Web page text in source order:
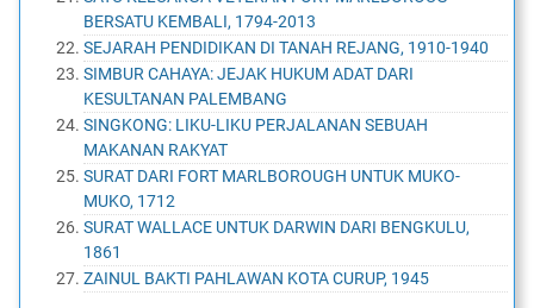
BERSATU KEMBALI, 1794-2013
SEJARAH PENDIDIKAN DI TANAH REJANG, 1910-1940
SIMBUR CAHAYA: JEJAK HUKUM ADAT DARI
KESULTANAN PALEMBANG
SINGKONG: LIKU-LIKU PERJALANAN SEBUAH
MAKANAN RAKYAT
SURAT DARI FORT MARLBOROUGH UNTUK MUKO-
MUKO, 1712
SURAT WALLACE UNTUK DARWIN DARI BENGKULU,
1861
ZAINUL BAKTI PAHLAWAN KOTA CURUP, 1945